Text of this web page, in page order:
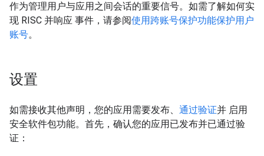
作为管理用户与应用之间会话的重要信号。如需了解如何实
现 RISC 并响应 事件，请参阅使用跨账号保护功能保护用户
账号。
设置
如需接收其他声明，您的应用需要发布、 通过验证并 启用
安全软件包功能。首先，确认您的应用已发布并已通过验
证：